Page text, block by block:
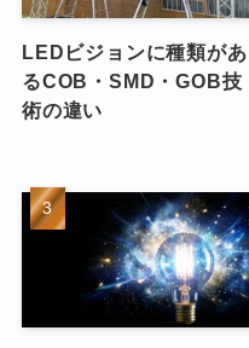
LEDビジョンに種類があ
るCOB・SMD・GOB技
術の違い